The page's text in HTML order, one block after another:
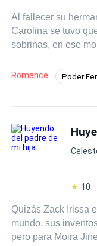
Al fallecer su
Carolina se tuvo
sobrinas, en ese
descubrió el
que era sin lugar a
cuñado, no sólo por
corresponde a las
de las mismas. La
secreto, cuando
y poniendo en
pequeñas.
Romance Poder
Rebelde
Amor Secreto
10
Quizás Zack Irissa
mundo, sus
pero para Moira